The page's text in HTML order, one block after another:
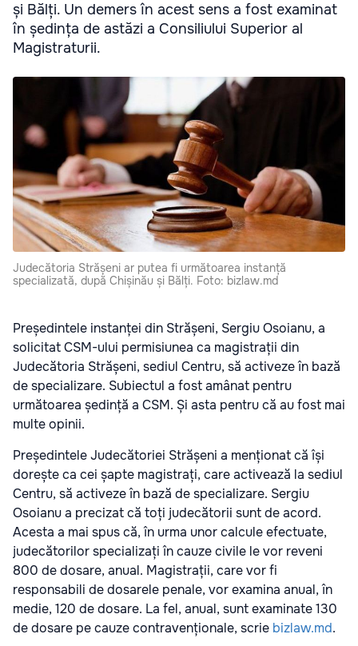
și Bălți. Un demers în acest sens a fost examinat
în ședința de astăzi a Consiliului Superior al
Magistraturii.
Judecătoria Strășeni ar putea fi următoarea instanță
specializată, după Chișinău și Bălți. Foto: bizlaw.md
Președintele instanței din Strășeni, Sergiu Osoianu, a
solicitat CSM-ului permisiunea ca magistrații din
Judecătoria Strășeni, sediul Centru, să activeze în bază
de specializare. Subiectul a fost amânat pentru
următoarea ședință a CSM. Și asta pentru că au fost mai
multe opinii.
Președintele Judecătoriei Strășeni a menționat că își
dorește ca cei șapte magistrați, care activează la sediul
Centru, să activeze în bază de specializare. Sergiu
Osoianu a precizat că toți judecătorii sunt de acord.
Acesta a mai spus că, în urma unor calcule efectuate,
judecătorilor specializați în cauze civile le vor reveni
800 de dosare, anual. Magistrații, care vor fi
responsabili de dosarele penale, vor examina anual, în
medie, 120 de dosare. La fel, anual, sunt examinate 130
de dosare pe cauze contravenționale, scrie bizlaw.md.